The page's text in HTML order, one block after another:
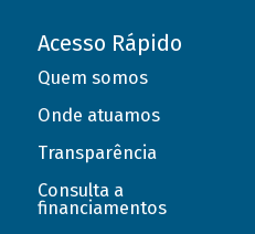
Acesso Rápido
Quem somos
Onde atuamos
Transparência
Consulta a
financiamentos